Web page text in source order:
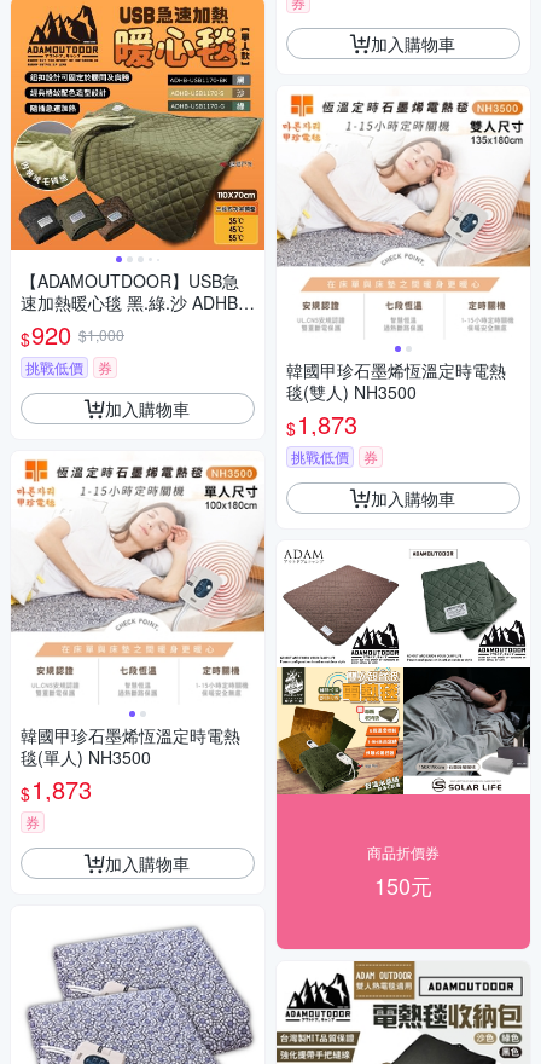
【ADAMOUTDOOR】USB急
速加熱暖心毯 黑.綠.沙 ADHB-
USB1170 電熱毯 電毯 登山 露
營 悠遊戶外
$920 $1,000
挑戰低價
券
加入購物車
韓國甲珍石墨烯恆溫定時電熱
毯(單人) NH3500
$1,873
券
加入購物車
加入購物車
韓國甲珍石墨烯恆溫定時電熱
毯(雙人) NH3500
$1,873
挑戰低價 券
加入購物車
商品折價券
150元